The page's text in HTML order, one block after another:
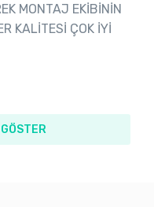
MONTAJ EKİBİNİN
KALİTESİ ÇOK İYİ